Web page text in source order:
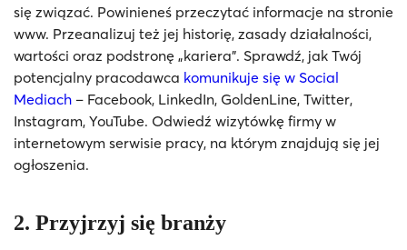
się związać. Powinieneś przeczytać informacje na stronie
www. Przeanalizuj też jej historię, zasady działalności,
wartości oraz podstronę „kariera”. Sprawdź, jak Twój
potencjalny pracodawca komunikuje się w Social
Mediach – Facebook, LinkedIn, GoldenLine, Twitter,
Instagram, YouTube. Odwiedź wizytówkę firmy w
internetowym serwisie pracy, na którym znajdują się jej
ogłoszenia.
2. Przyjrzyj się branży